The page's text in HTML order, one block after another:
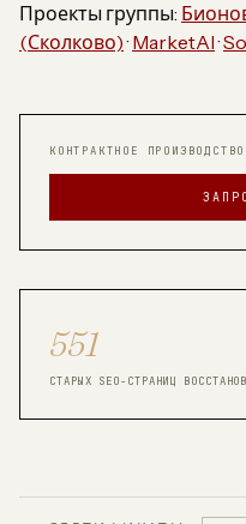
Проекты группы:
(Сколково)· MarketAI·
КОНТРАКТНОЕ ПРОИЗВОДСТВО
551
СТАРЫХ SEO-СТРАНИЦ